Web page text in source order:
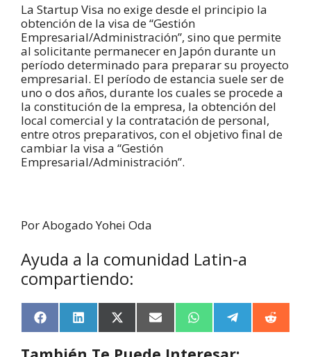
La Startup Visa no exige desde el principio la
obtención de la visa de “Gestión
Empresarial/Administración”, sino que permite
al solicitante permanecer en Japón durante un
período determinado para preparar su proyecto
empresarial. El período de estancia suele ser de
uno o dos años, durante los cuales se procede a
la constitución de la empresa, la obtención del
local comercial y la contratación de personal,
entre otros preparativos, con el objetivo final de
cambiar la visa a “Gestión
Empresarial/Administración”.
Por Abogado Yohei Oda
Ayuda a la comunidad Latin-a
compartiendo:
F
a
L
i
X
(
E
m
a
W
h e
R
e